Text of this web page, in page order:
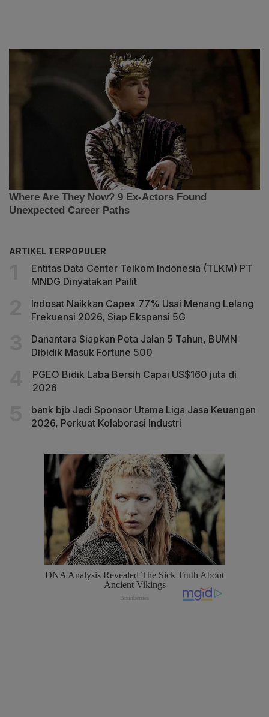
ARTIKEL TERPOPULER
Entitas Data Center Telkom Indonesia (TLKM) PT
MNDG Dinyatakan Pailit
Indosat Naikkan Capex 77% Usai Menang Lelang
Frekuensi 2026, Siap Ekspansi 5G
Danantara Siapkan Peta Jalan 5 Tahun, BUMN
Dibidik Masuk Fortune 500
PGEO Bidik Laba Bersih Capai US$160 juta di
2026
bank bjb Jadi Sponsor Utama Liga Jasa Keuangan
2026, Perkuat Kolaborasi Industri